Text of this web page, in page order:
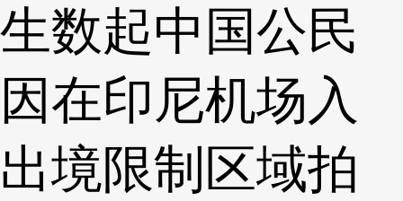
生数起中国公民
因在印尼机场入
出境限制区域拍